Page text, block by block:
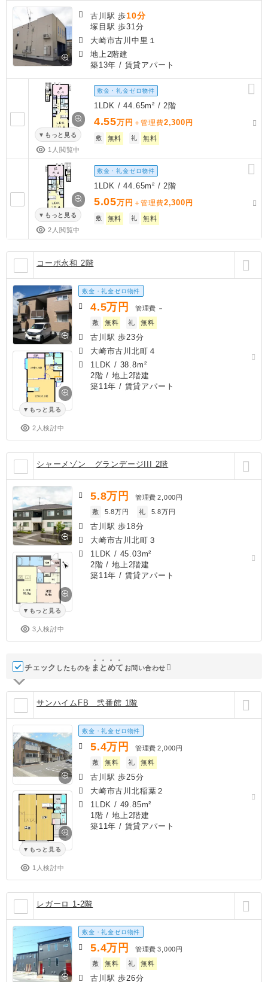
古川駅 歩10分
塚目駅 歩31分
大崎市古川中里１
地上2階建
築13年 / 賃貸アパート
もっと見る
1人閲覧中
敷金・礼金ゼロ物件
1LDK / 44.65m² / 2階
4.55万円 ＋管理費2,300 円
敷 無料 礼 無料
もっと見る
2人閲覧中
敷金・礼金ゼロ物件
1LDK / 44.65m² / 2階
5.05万円 ＋管理費2,300 円
敷 無料 礼 無料
コーポ永和 2階
もっと見る
2人検討中
敷金・礼金ゼロ物件
4.5万円 管理費 －
敷
無料 礼 無料
古川駅 歩23分
大崎市古川北町４
1LDK / 38.8m²
2階 / 地上2階建
築11年 / 賃貸アパート
シャーメゾン グランデージIII 2階
もっと見る
3人検討中
5.8万円 管理費 2,000円
敷
5.8万円 礼 5.8万円
古川駅 歩18分
大崎市古川北町３
1LDK / 45.03m²
2階 / 地上2階建
築11年 / 賃貸アパート
チェック したものを ま と めて お問い合わせ
サンハイムFB 弐番館 1階
もっと見る
1人検討中
敷金・礼金ゼロ物件
5.4万円 管理費 2,000円
敷
無料 礼 無料
古川駅 歩25分
大崎市古川北稲葉２
1LDK / 49.85m²
1階 / 地上2階建
築11年 / 賃貸アパート
レガーロ 1-2階
敷金・礼金ゼロ物件
5.4万円 管理費 3,000円
敷
無料 礼 無料
古川駅 歩26分